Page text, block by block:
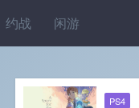
约战 闲游
PS4